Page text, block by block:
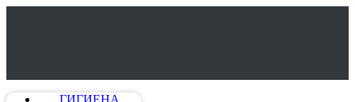
ГИГИЕНА